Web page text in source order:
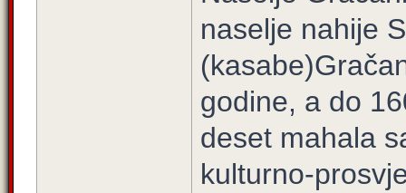
naselje nahije
godine, a do
deset mahala
kulturno-